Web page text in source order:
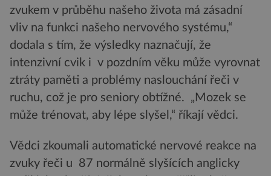
zvukem v průběhu našeho života má zásadní
vliv na funkci našeho nervového systému,“
dodala s tím, že výsledky naznačují, že
intenzivní cvik i v pozdním věku může vyrovnat
ztráty paměti a problémy naslouchání řeči v
ruchu, což je pro seniory obtížné. „Mozek se
může trénovat, aby lépe slyšel,“ říkají vědci.
Vědci zkoumali automatické nervové reakce na
zvuky řeči u 87 normálně slyšících anglicky